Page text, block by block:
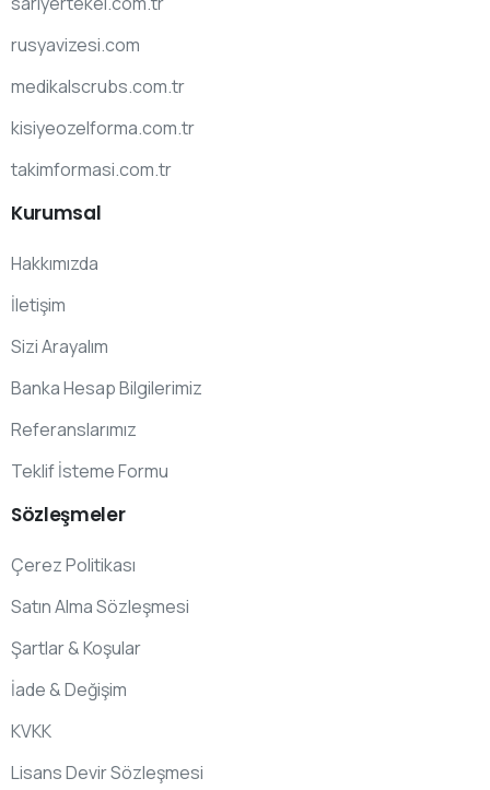
rusyavizesi.com
medikalscrubs.com.tr
kisiyeozelforma.com.tr
takimformasi.com.tr
Kurumsal
Hakkımızda
İletişim
Sizi Arayalım
Banka Hesap Bilgilerimiz
Referanslarımız
Teklif İsteme Formu
Sözleşmeler
Çerez Politikası
Satın Alma Sözleşmesi
Şartlar & Koşular
İade & Değişim
KVKK
Lisans Devir Sözleşmesi